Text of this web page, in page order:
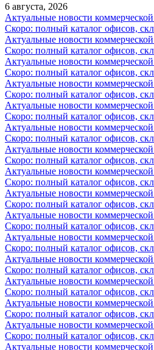
6 августа, 2026
Актуальные новости
Скоро: полный каталог офисов,
Актуальные новости
Скоро: полный каталог офисов,
Актуальные новости
Скоро: полный каталог офисов,
Актуальные новости
Скоро: полный каталог офисов,
Актуальные новости
Скоро: полный каталог офисов,
Актуальные новости
Скоро: полный каталог офисов,
Актуальные новости
Скоро: полный каталог офисов,
Актуальные новости
Скоро: полный каталог офисов,
Актуальные новости
Скоро: полный каталог офисов,
Актуальные новости
Скоро: полный каталог офисов,
Актуальные новости
Скоро: полный каталог офисов,
Актуальные новости
Скоро: полный каталог офисов,
Актуальные новости
Скоро: полный каталог офисов,
Актуальные новости
Скоро: полный каталог офисов,
Актуальные новости
Скоро: полный каталог офисов,
Актуальные новости